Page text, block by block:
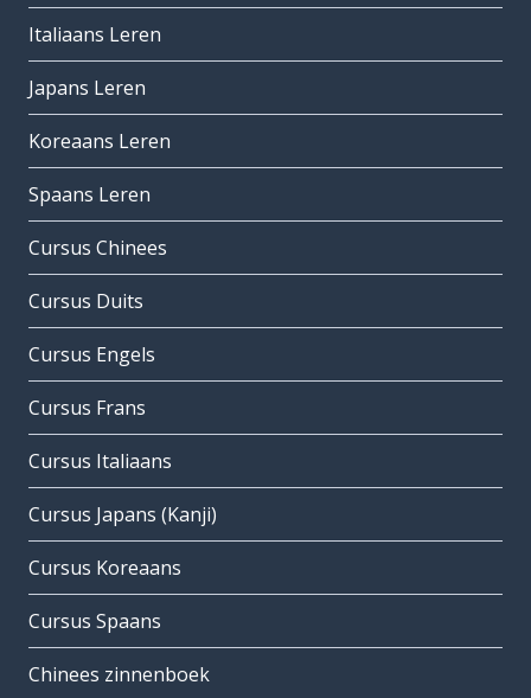
Italiaans Leren
Japans Leren
Koreaans Leren
Spaans Leren
Cursus Chinees
Cursus Duits
Cursus Engels
Cursus Frans
Cursus Italiaans
Cursus Japans (Kanji)
Cursus Koreaans
Cursus Spaans
Chinees zinnenboek